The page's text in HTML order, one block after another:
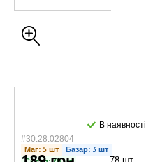
#30.28.02804
В наявності
Маг: 5 шт
Базар: 3 шт